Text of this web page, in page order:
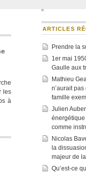
les
à
ARTICLES
Prendre la
1er mai
Gaulle aux
Mathieu
n’aurait
famille
Julien
énergétique
comme
Nicolas
la
majeur de
Qu’est-ce